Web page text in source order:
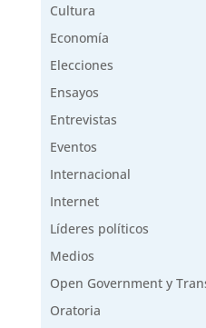
Cultura
Economía
Elecciones
Ensayos
Entrevistas
Eventos
Internacional
Internet
Líderes políticos
Medios
Open Government y
Oratoria